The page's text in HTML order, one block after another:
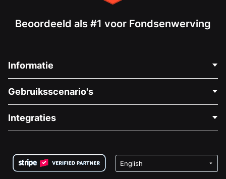
Beoordeeld als #1 voor Fondsenwerving
Informatie
Over Ons
Vacatures
Privacy
Gebruiksscenario's
Medische Fondsenwerving
Goede Doelen Fondsenwerving
Integraties
Wix Donatie Plugin